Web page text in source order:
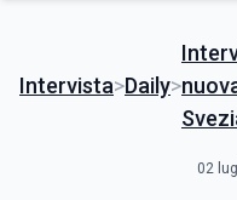
Intervista>Daily>
02